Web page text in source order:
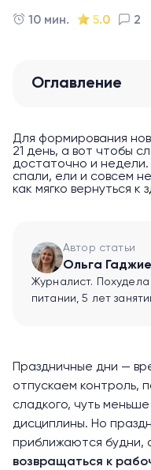
10 мин. 5.0 2
Оглавление
Для формирования
21 день, а вот чтобы
достаточно и недели.
спали, ели и совсем
как мягко вернуться к
Автор статьи
Ольга
Журналист.
питании, 5 лет
Праздничные дни —
отпускаем контроль,
сладкого, чуть
дисциплины. Но
приближаются будни,
возвращаться к